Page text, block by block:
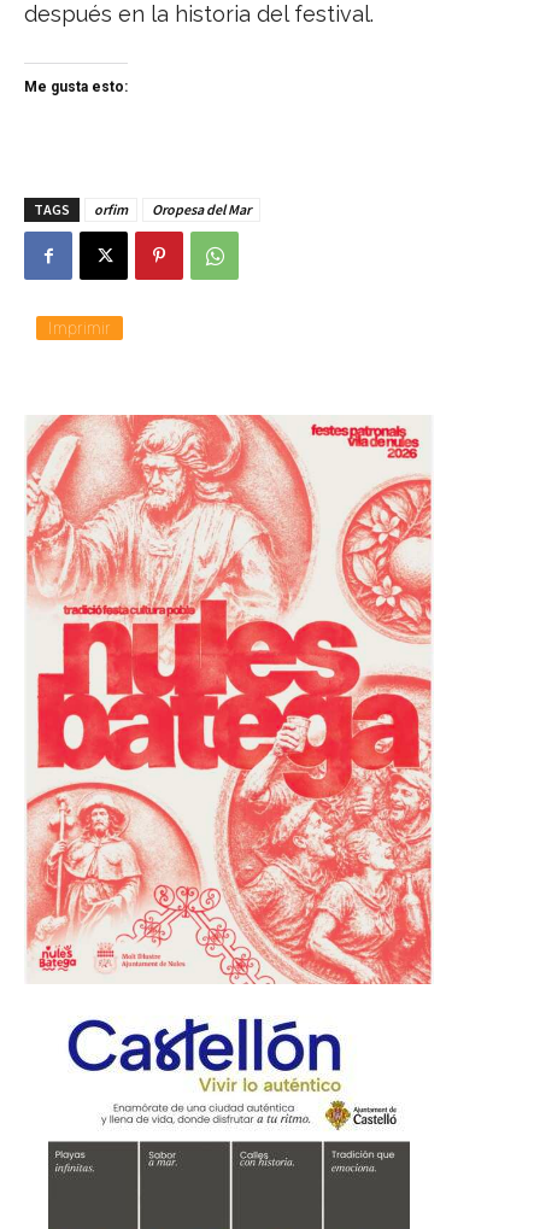
después en la historia del festival.
Me gusta esto:
TAGS orfim Oropesa del Mar
Imprimir